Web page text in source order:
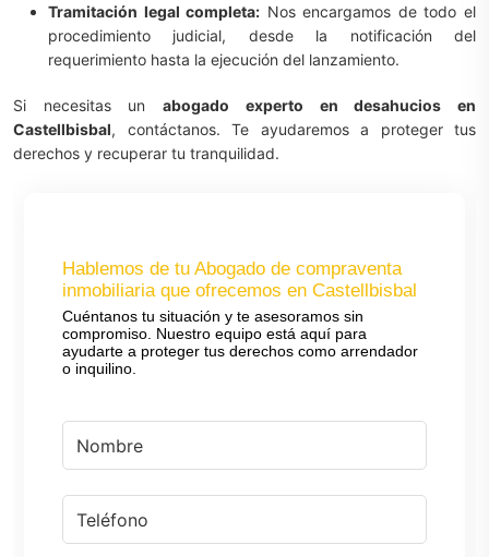
Tramitación legal completa: Nos encargamos de todo el
procedimiento judicial, desde la notificación del
requerimiento hasta la ejecución del lanzamiento.
Si necesitas unabogado experto en desahucios en
Castellbisbal, contáctanos. Te ayudaremos a proteger tus
derechos y recuperar tu tranquilidad.
Hablemos de tu Abogado de compraventa
inmobiliaria que ofrecemos en Castellbisbal
Cuéntanos tu situación y te asesoramos sin
compromiso. Nuestro equipo está aquí para
ayudarte a proteger tus derechos como arrendador
o inquilino.